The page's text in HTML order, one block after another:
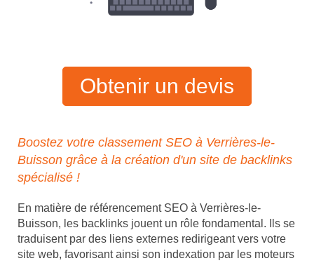
Obtenir un devis
Boostez votre classement SEO à Verrières-le-
Buisson grâce à la création d'un site de backlinks
spécialisé !
En matière de référencement SEO à Verrières-le-
Buisson, les backlinks jouent un rôle fondamental. Ils se
traduisent par des liens externes redirigeant vers votre
site web, favorisant ainsi son indexation par les moteurs